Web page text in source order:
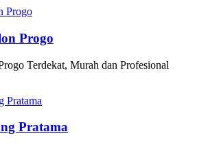
Progo
Terdekat, Murah dan Profesional
Pratama